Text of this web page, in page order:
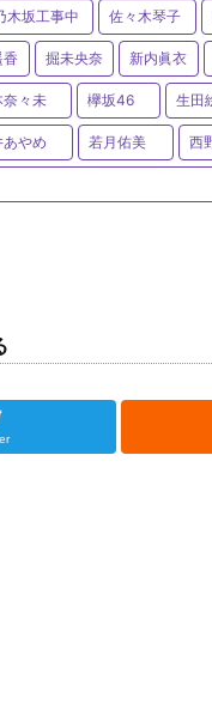
木坂工事中 佐々木琴子
香 掘未央奈 新内眞衣
奈々未 欅坂46 生田
あやめ 若月佑美 西